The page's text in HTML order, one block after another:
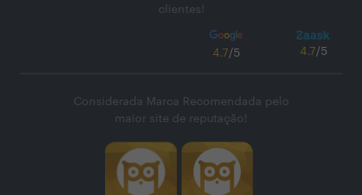
clientes!
4.7/5 4.7/5
Considerada Marca Recomendada pelo
maior site de reputação!